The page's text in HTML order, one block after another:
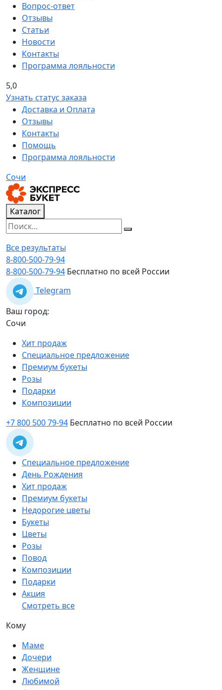
Вопрос-ответ
Отзывы
Статьи
Новости
Контакты
Программа лояльности
5,0
Узнать статус заказа
Доставка и Оплата
Отзывы
Контакты
Помощь
Программа лояльности
Сочи
Каталог
Все результаты
8-800-500-79-94
8-800-500-79-94 Бесплатно по всей России
Telegram
Ваш город:
Сочи
Хит продаж
Специальное предложение
Премиум букеты
Розы
Подарки
Композиции
+7 800 500 79-94 Бесплатно по всей России
Специальное предложение
День Рождения
Хит продаж
Премиум букеты
Недорогие цветы
Букеты
Цветы
Розы
Повод
Композиции
Подарки
Акция
Смотреть все
Кому
Маме
Дочери
Женщине
Любимой